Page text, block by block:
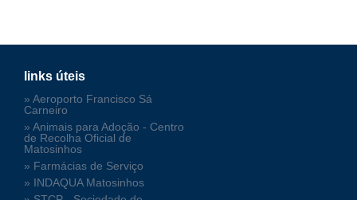
links úteis
» Aeroporto Francisco Sá
Carneiro
» Animais para Adoção - Centro
de Recolha Oficial de
Matosinhos
» Farmácias de Serviço
» INDAQUA Matosinhos